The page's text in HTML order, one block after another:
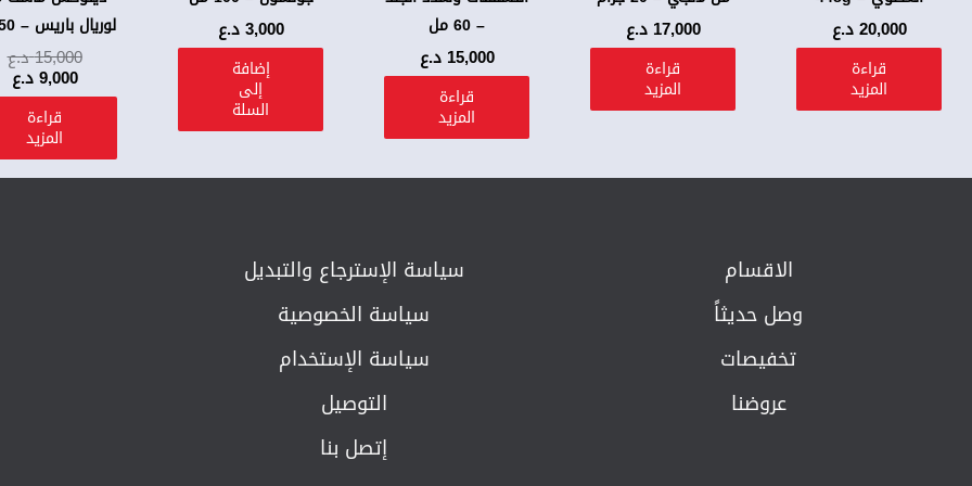
20,000د.ع
قراءة
المزيد
17,000 د.ع
قراءة
المزيد
– 60 مل
15,000 د.ع
قراءة
المزيد
3,000د.ع
إضافة
إلى
السلة
لوريال باريس – 50 مل
15,000د.ع
9,000د.ع
قراءة
المزيد
الاقسام
وصل حديثاً
تخفيصات
عروضنا
سياسة الإسترجاع والتبديل​
سياسة الخصوصية
سياسة الإستخدام
التوصيل
إتصل بنا